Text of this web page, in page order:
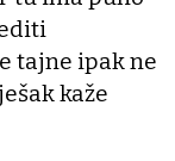
tajne ipak ne
kaže